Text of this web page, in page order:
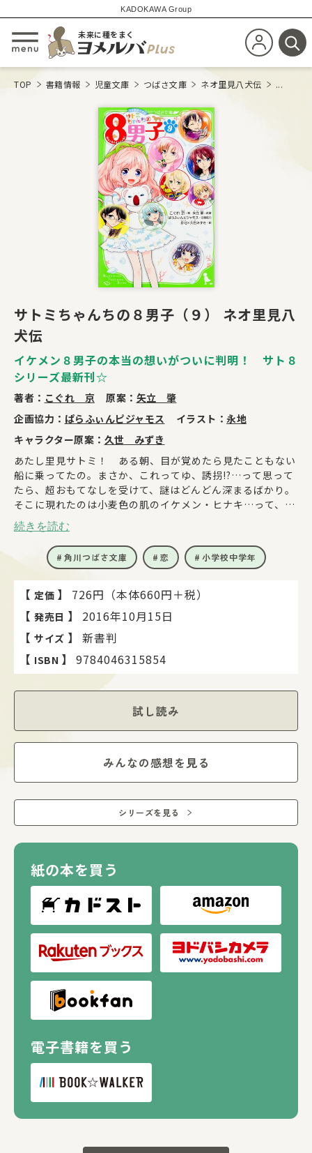
KADOKAWA Group
メニューを開閉する
未来に種をまく
新規会員登
検
TOP 書籍情報 児童文庫 つばさ文庫 ネオ里見八犬伝 ...
サトミちゃんちの８男子（９） ネオ里見八
犬伝
イケメン８男子の本当の想いがついに判明！ サト８
シリーズ最新刊☆
著者： こぐれ 京 原案： 矢立 肇
企画協力： ぱらふぃんピジャモス イラスト： 永地
キャラクター原案： 久世 みずき
あたし里見サトミ！ ある朝、目が覚めたら見たこともない
船に乗ってたの。まさか、これってゆ、誘拐!?…って思って
たら、超おもてなしを受けて、謎はどんどん深まるばかり。
そこに現れたのは小麦色の肌のイケメン・ヒナキ…って、ダ
イカの弟じゃん！ 男子たちが助けにきてくれたけど、ヒナ
キの目的がわからずに動けなくて…。その理由が明かされた
とき、今まで考えないようにしてた、あの問題がついにせま
ってきて!? この中から一人を選ばなきゃいけない運命の瞬
間、ついにキタ－!!
続きを読む
角川つばさ文庫 恋 小学校中学年
【 定価 】
726円（本体660円＋税）
【 発売日 】
2016年10月15日
【 サイズ 】
新書判
【 ISBN 】 9784046315854
試し読み
みんなの感想を見る
シリーズを見る
紙の本を買う
電子書籍を買う